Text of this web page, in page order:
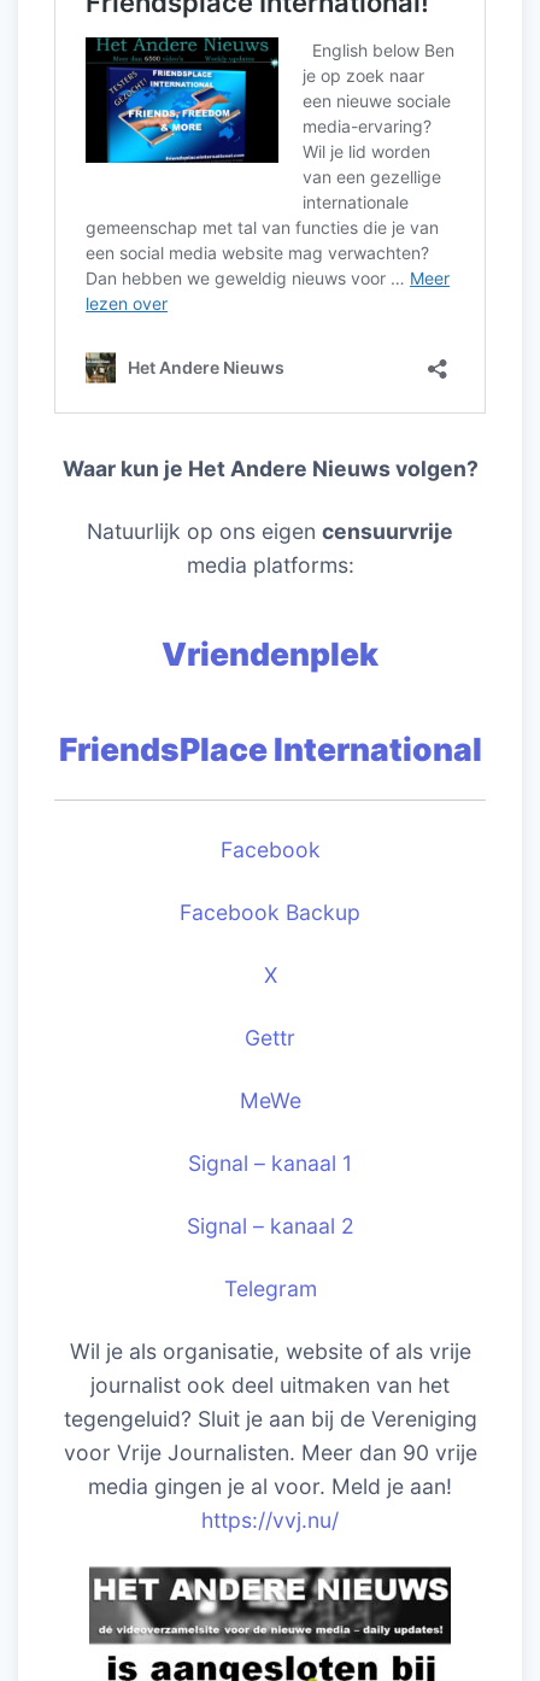
Waar kun je Het Andere Nieuws volgen?
Natuurlijk op ons eigen censuurvrije
media platforms:
Vriendenplek
FriendsPlace International
Facebook
Facebook Backup
X
Gettr
MeWe
Signal – kanaal 1
Signal – kanaal 2
Telegram
Wil je als organisatie, website of als vrije
journalist ook deel uitmaken van het
tegengeluid? Sluit je aan bij de Vereniging
voor Vrije Journalisten. Meer dan 90 vrije
media gingen je al voor. Meld je aan!
https://vvj.nu/